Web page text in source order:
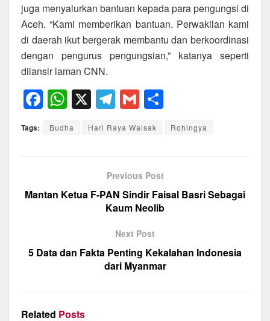
juga menyalurkan bantuan kepada para pengungsi di
Aceh. “Kami memberikan bantuan. Perwakilan kami
di daerah ikut bergerak membantu dan berkoordinasi
dengan pengurus pengungsian,” katanya seperti
dilansir laman CNN.
F
a
c
o
W
h
at
p
X T
el
e
a
m
G
m
ail
h
ar
Tags: Budha Hari Raya Waisak Rohingya
Previous Post
Mantan Ketua F-PAN Sindir Faisal Basri Sebagai
Kaum Neolib
Next Post
5 Data dan Fakta Penting Kekalahan Indonesia
dari Myanmar
Related Posts